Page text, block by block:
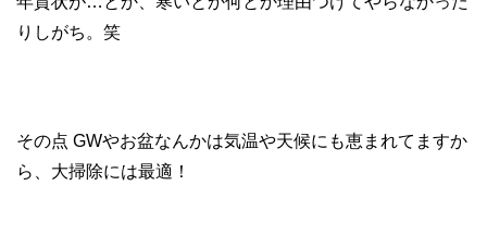
りしがち。笑
その点 GWやお盆なんかは気温や天候にも恵まれてますか
ら、大掃除には最適！